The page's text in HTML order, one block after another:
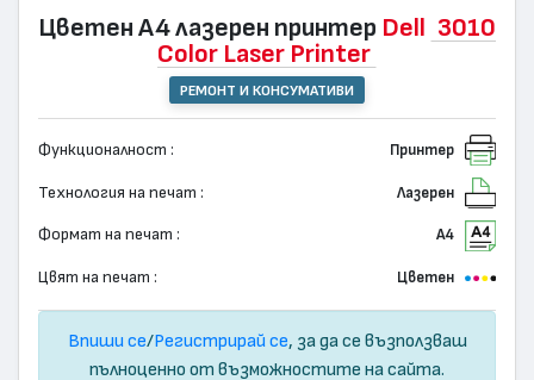
Цветен А4 лазерен принтер Dell
3010
Color Laser Printer
РЕМОНТ И КОНСУМАТИВИ
Функционалност : Принтер
Технология на печат : Лазерен
Формат на печат : А4
Цвят на печат : Цветен
Впиши се/Регистрирай се, за да се възползваш
пълноценно от възможностите на сайта.